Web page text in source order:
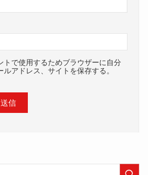
トで使用するためブラウザーに自分
ルアドレス、サイトを保存する。